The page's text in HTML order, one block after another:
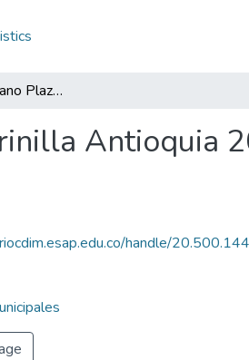
Marco Fiscal Mediano Plazo Marinilla Antioquia 2011: MFMP Marinilla Antioquia 2011
Antioquia
handle/